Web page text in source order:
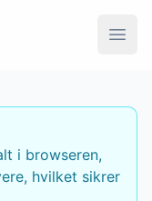
i browseren,
hvilket sikrer